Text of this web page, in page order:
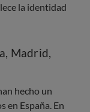
la identidad
Madrid,
hecho un
en España. En